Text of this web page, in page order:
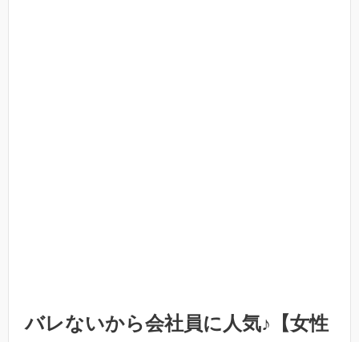
バレないから会社員に人気♪【女性